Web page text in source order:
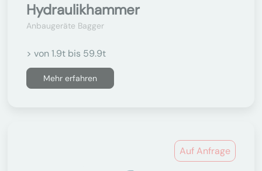
Hydraulikhammer
Anbaugeräte Bagger
> von 1.9t bis 59.9t
Mehr erfahren
Auf Anfrage